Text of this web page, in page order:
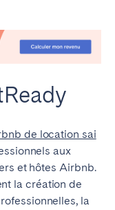
de location sai
aux
et hôtes Airbnb.
la création de
la